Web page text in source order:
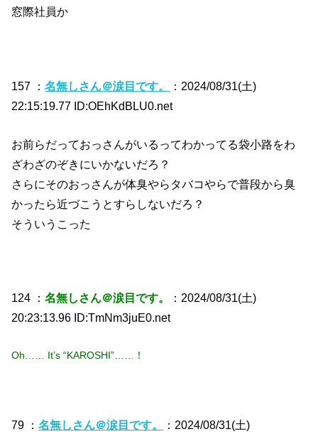
窓際社員か
157 ：名無しさん＠涙目です。
：2024/08/31(土)
22:15:19.77 ID:OEhKdBLU0.net
お前らだっておっさんがいるってわかってる袋小路をわ
ざわざのぞきにいかないだろ？
さらにそのおっさんが体臭やらタバコやらで普段から臭
かったら近づこうとすらしないだろ？
そういうこった
124 ：名無しさん＠涙目です。
：2024/08/31(土)
20:23:13.96 ID:TmNm3juE0.net
Oh…… It’s “KAROSHI”……！
79 ：名無しさん＠涙目です。
：2024/08/31(土)